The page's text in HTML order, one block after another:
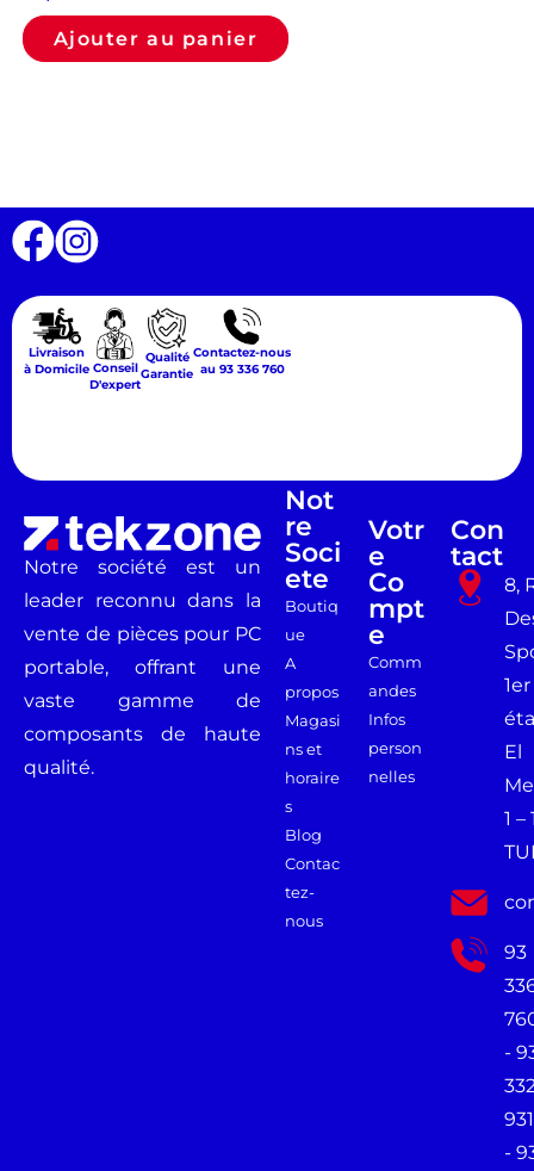
Ajouter au panier
Livraison
à Domicile Conseil
D'expert
Qualité
Garantie
Contactez-nous
au 93 336 760
Notre société est un
leader reconnu dans la
vente de pièces pour PC
portable, offrant une
vaste gamme de
composants de haute
qualité.
Not
Re
Soci
Ete
Boutiq
ue
A
propos
Magasi
ns et
horaire
s
Blog
Contac
tez-
nous
Votr
E
Co
Mpt
E
Comm
andes
Infos
person
nelles
Con
Tact
8,
1er
El
1 –
93
-
931
-